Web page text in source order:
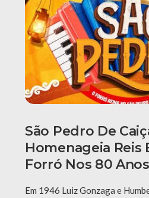
São Pedro De
Homenageia Reis
Forró Nos 80
Em 1946 Luiz Gonzaga e